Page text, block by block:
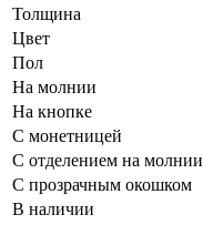
Толщина
Цвет
Пол
На молнии
На кнопке
С монетницей
С отделением на молнии
С прозрачным окошком
В наличии